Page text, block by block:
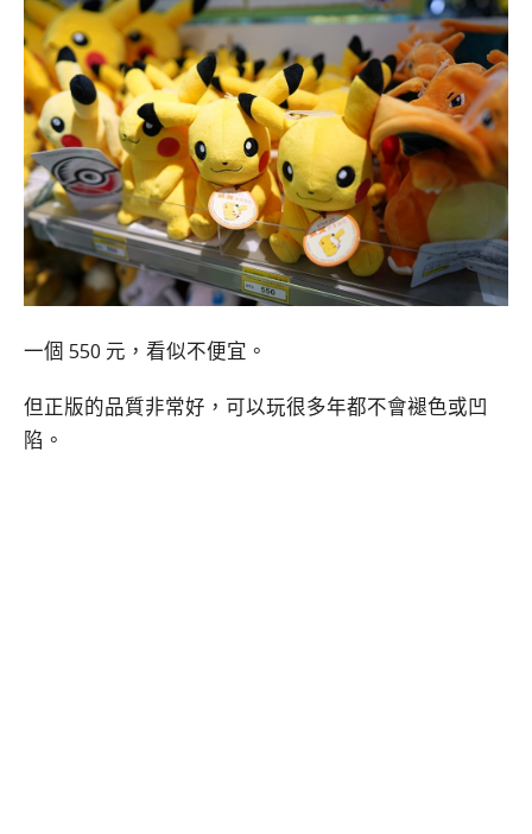
一個 550 元，看似不便宜。
但正版的品質非常好，可以玩很多年都不會褪色或凹
陷。